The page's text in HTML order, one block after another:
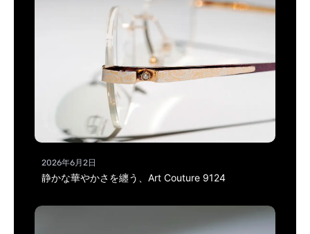
2026年6月2日
静かな華やかさを纏う、Art Couture 9124